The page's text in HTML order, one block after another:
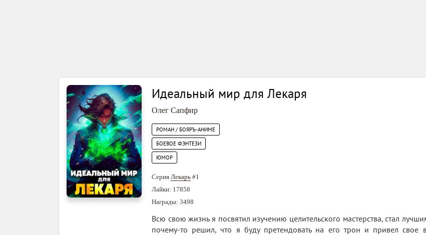
Идеальный мир для Лекаря
Олег Сапфир
РОМАН / БОЯРЪ-АНИМЕ
БОЕВОЕ ФЭНТЕЗИ
ЮМОР
Серия Лекарь #1
Лайки: 17858
Награды: 3498
Всю свою жизнь я посвятил изучению целительского мастерства, стал
почему-то решил, что я буду претендовать на его трон и привел